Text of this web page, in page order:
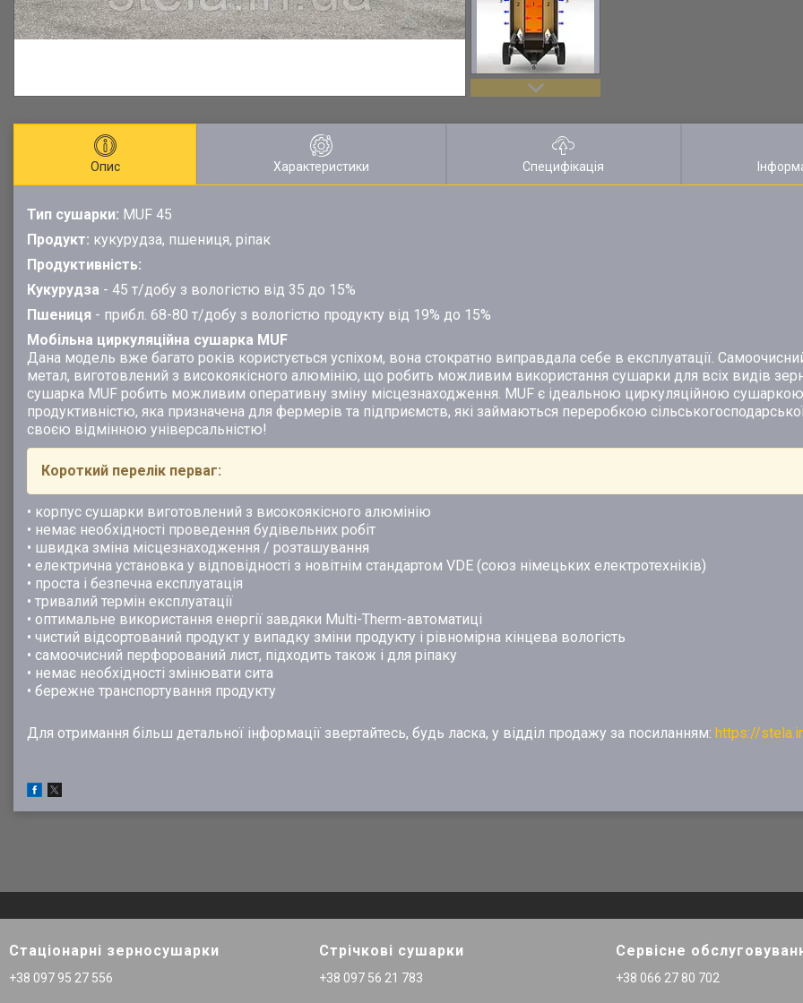
Опис Характеристики Специфікація
Тип сушарки: MUF 45
Продукт: кукурудза, пшениця, ріпак
Продуктивність:
Кукурудза - 45 т/добу з вологістю від 35 до 15%
Пшениця - прибл. 68-80 т/добу з вологістю продукту від 19% до 15%
Мобільна циркуляційна сушарка MUF
Дана модель вже багато років користується успіхом, вона стократно виправдала себе в експлуатації.
метал, виготовлений з високоякісного алюмінію, що робить можливим використання сушарки для всіх видів
сушарка MUF робить можливим оперативну зміну місцезнаходження. MUF є ідеальною циркуляційною
продуктивністю, яка призначена для фермерів та підприємств, які займаються переробкою
своєю відмінною універсальністю!
Короткий перелік перваг:
• корпус сушарки виготовлений з високоякісного алюмінію
• немає необхідності проведення будівельних робіт
• швидка зміна місцезнаходження / розташування
• електрична установка у відповідності з новітнім стандартом VDE (союз німецьких електротехніків)
• проста і безпечна експлуатація
• тривалий термін експлуатації
• оптимальне використання енергії завдяки Multi-Therm-автоматиці
• чистий відсортований продукт у випадку зміни продукту і рівномірна кінцева вологість
• самоочисний перфорований лист, підходить також і для ріпаку
• немає необхідності змінювати сита
• бережне транспортування продукту
Для отримання більш детальної інформації звертайтесь, будь ласка, у відділ продажу за посиланням: https://
Стаціонарні зерносушарки
+38 097 95 27 556
Стрічкові сушарки
+38 097 56 21 783
Сервісне
+38 066 27 80 702